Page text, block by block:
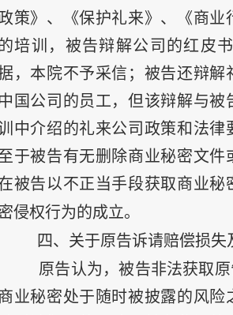
策》、《保护礼来》、《商
培训，被告辩解公司的红皮
，本院不予采信；被告还辩
国公司的员工，但该辩解与
中介绍的礼来公司政策和法
于被告有无删除商业秘密文
被告以不正当手段获取商业
侵权行为的成立。
四、关于原告诉请赔偿损失
原告认为，被告非法获取
业秘密处于随时被披露的风